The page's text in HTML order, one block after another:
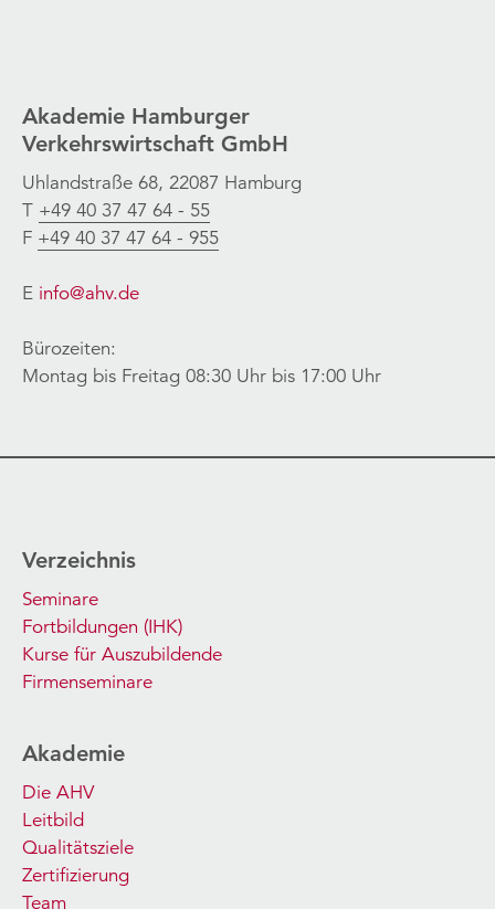
Akademie Hamburger
Verkehrswirtschaft GmbH
Uhlandstraße 68, 22087 Hamburg
T +49 40 37 47 64 - 55
F +49 40 37 47 64 - 955
E info@ahv.de
Bürozeiten:
Montag bis Freitag 08:30 Uhr bis 17:00 Uhr
Verzeichnis
Seminare
Fortbildungen (IHK)
Kurse für Auszubildende
Firmenseminare
Akademie
Die AHV
Leitbild
Qualitätsziele
Zertifizierung
Team